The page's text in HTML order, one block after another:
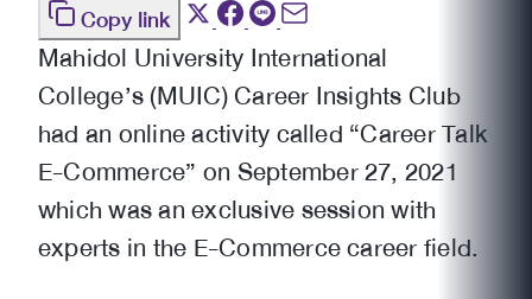
Copy link
Mahidol University International
College’s (MUIC) Career Insights Club
had an online activity called “Career Talk
E-Commerce” on September 27, 2021
which was an exclusive session with
experts in the E-Commerce career field.